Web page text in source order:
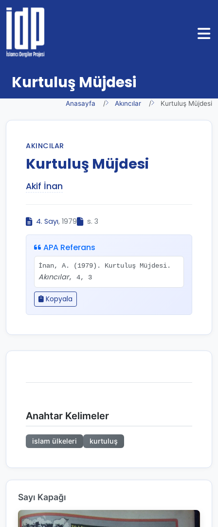
Kurtuluş Müjdesi
Anasayfa Akıncılar Kurtuluş Müjdesi
AKINCILAR
Kurtuluş Müjdesi
Akif İnan
4. Sayı, 1979 s. 3
APA Referans
İnan, A. (1979). Kurtuluş Müjdesi.
Akıncılar, 4, 3
Kopyala
Anahtar Kelimeler
islam ülkeleri kurtuluş
Sayı Kapağı